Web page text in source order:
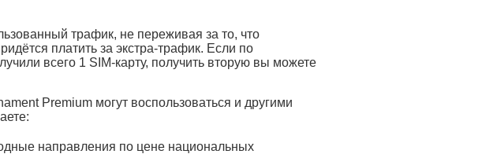
трафик, не переживая за то, что
платить за экстра-трафик. Если по
всего 1 SIM-карту, получить вторую вы можете
Premium могут воспользоваться и другими
направления по цене национальных